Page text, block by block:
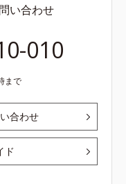
い合わせ
010
まで
合わせ
ド